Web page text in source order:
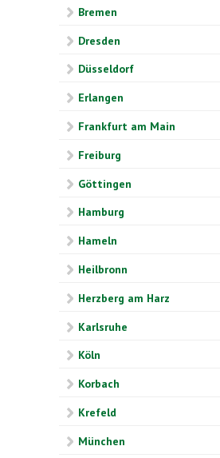
Bremen
Dresden
Düsseldorf
Erlangen
Frankfurt am Main
Freiburg
Göttingen
Hamburg
Hameln
Heilbronn
Herzberg am Harz
Karlsruhe
Köln
Korbach
Krefeld
München